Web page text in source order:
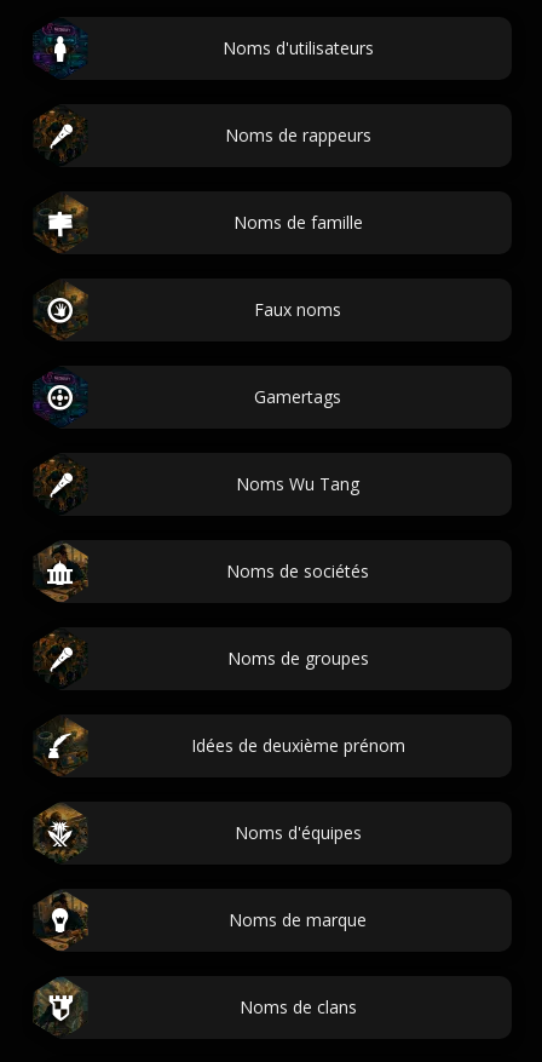
Noms d'utilisateurs
Noms de rappeurs
Noms de famille
Faux noms
Gamertags
Noms Wu Tang
Noms de sociétés
Noms de groupes
Idées de deuxième prénom
Noms d'équipes
Noms de marque
Noms de clans